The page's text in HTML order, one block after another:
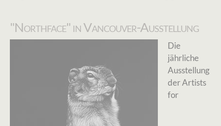
"Northface" in Vancouver-Ausstellung
Die
jährliche
Ausstellung
der Artists
for